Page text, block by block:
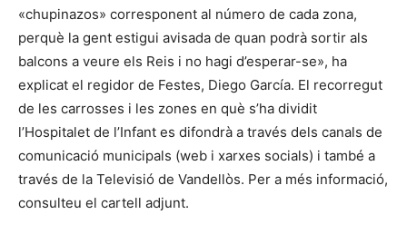
«chupinazos» corresponent al número de cada zona,
perquè la gent estigui avisada de quan podrà sortir als
balcons a veure els Reis i no hagi d’esperar-se», ha
explicat el regidor de Festes, Diego García. El recorregut
de les carrosses i les zones en què s’ha dividit
l’Hospitalet de l’Infant es difondrà a través dels canals de
comunicació municipals (web i xarxes socials) i també a
través de la Televisió de Vandellòs. Per a més informació,
consulteu el cartell adjunt.